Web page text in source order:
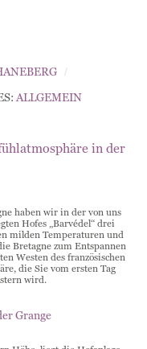
ALLGEMEIN
in der
haben wir in der von uns
Hofes „Barvédel“ drei
milden Temperaturen und
Bretagne zum Entspannen
Westen des französischen
die Sie vom ersten Tag
wird.
Grange